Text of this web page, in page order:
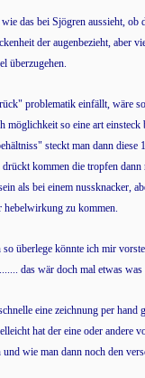
das bei Sjögren aussieht, ob
der augenbezieht, aber
überzugehen.
problematik einfällt, wäre
möglichkeit so eine art
steckt man dann diese
drückt kommen die tropfen dann
als bei einem nussknacker,
hebelwirkung zu kommen.
überlege könnte ich mir
das wär doch mal etwas
eine zeichnung per hand
hat der eine oder andere
und wie man dann noch den